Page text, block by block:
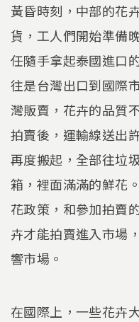
黃昏時刻，中部的花
貨，工人們開始準備
任隨手拿起泰國進口
往是台灣出口到國際
灣販賣，花卉的品質
拍賣後，運輸線送出
再度搬起，全部往垃
箱，裡面滿滿的鮮花
花政策，和參加拍賣
卉才能拍賣進入市場
響市場。
在國際上，一些花卉